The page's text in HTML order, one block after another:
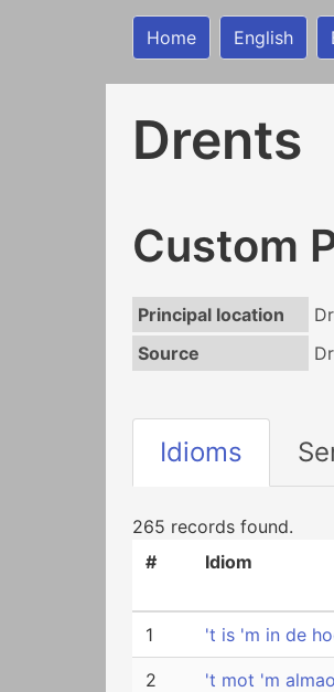
Home English
Drents
Custom
Principal location
Source
Idioms
265 records found.
#
Idiom
1 't is 'm in de
2
't mot 'm